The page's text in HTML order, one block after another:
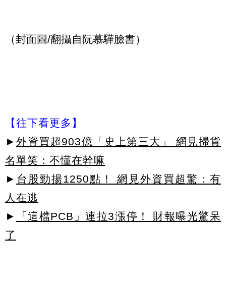
（封面圖/翻攝自阮慕驊臉書）
【往下看更多】
► 外資買超903億「史上第三大」 網見掃貨
名單笑：不懂在幹嘛
► 台股勁揚1250點！ 網見外資買超驚：有
人在逃
►
「這檔PCB」連拉3漲停！ 財報曝光驚呆
了